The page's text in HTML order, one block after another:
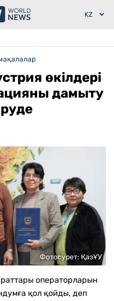
мақалалар
өкілдері
дамыту
Фотосурет: ҚазҰУ
операторларын
қол қойды, деп